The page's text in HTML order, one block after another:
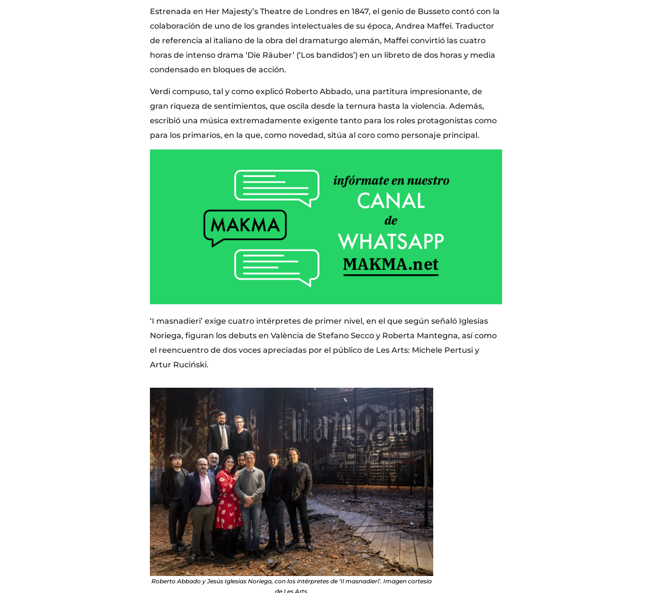
Estrenada en Her Majesty’s Theatre de Londres en 1847, el genio de Busseto contó con la
colaboración de uno de los grandes intelectuales de su época, Andrea Maffei. Traductor
de referencia al italiano de la obra del dramaturgo alemán, Maffei convirtió las cuatro
horas de intenso drama ‘Die Räuber’ (‘Los bandidos’) en un libreto de dos horas y media
condensado en bloques de acción.
Verdi compuso, tal y como explicó Roberto Abbado, una partitura impresionante, de
gran riqueza de sentimientos, que oscila desde la ternura hasta la violencia. Además,
escribió una música extremadamente exigente tanto para los roles protagonistas como
para los primarios, en la que, como novedad, sitúa al coro como personaje principal.
‘I masnadieri’ exige cuatro intérpretes de primer nivel, en el que según señaló Iglesias
Noriega, figuran los debuts en València de Stefano Secco y Roberta Mantegna, así como
el reencuentro de dos voces apreciadas por el público de Les Arts: Michele Pertusi y
Artur Ruciński.
Roberto Abbado y Jesús Iglesias Noriega, con los intérpretes de ‘Il masnadieri’. Imagen cortesía
de Les Arts.